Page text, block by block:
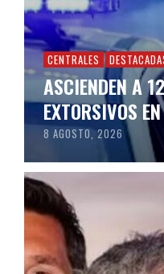
CENTRALES
ASCIENDEN A
EXTORSIVOS
8 AGOSTO, 2026